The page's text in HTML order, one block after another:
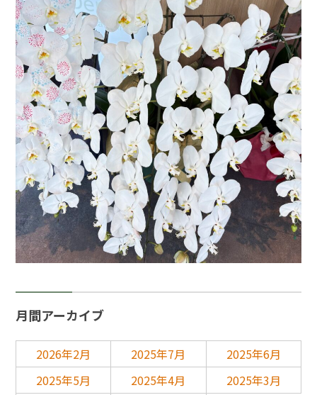
月間アーカイブ
2026年2月 2025年7月
2025年6月
2025年5月
2025年4月 2025年3月